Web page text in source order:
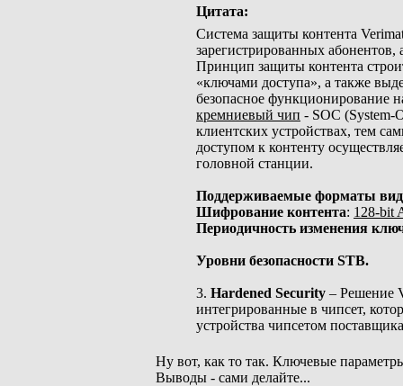
Цитата:
Система защиты контента
зарегистрированных
Принцип защиты контента
«ключами доступа», а также
безопасное функционирование
кремниевый чип - SOC (System-
клиентских устройствах, тем
доступом к контенту
головной станции.
Поддерживаемые форматы
Шифрование контента: 128-bit
Периодичность изменения
Уровни безопасности STB.
3. Hardened Security – Решение
интегрированные в чипсет,
устройства чипсетом
Ну вот, как то так. Ключевые
Выводы - сами делайте...